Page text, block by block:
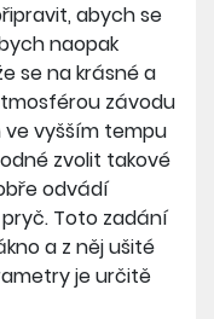
abych se
naopak
se na krásné a
závodu
vyšším tempu
zvolit takové
odvádí
Toto zadání
a z něj ušité
je určitě